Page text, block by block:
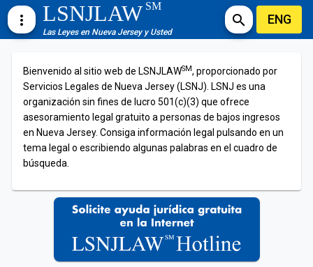
more_vert LSNJLAWSM
Las Leyes en Nueva Jersey y Usted
search ENG
Bienvenido al sitio web de LSNJLAWSM, proporcionado por
Servicios Legales de Nueva Jersey (LSNJ). LSNJ es una
organización sin fines de lucro 501(c)(3) que ofrece
asesoramiento legal gratuito a personas de bajos ingresos
en Nueva Jersey. Consiga información legal pulsando en un
tema legal o escribiendo algunas palabras en el cuadro de
búsqueda.